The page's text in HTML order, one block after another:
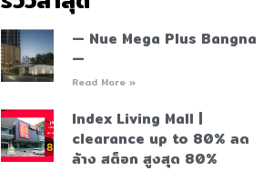
— Nue Mega Plus Bangna
—
Read More »
Index Living Mall |
clearance up to 80% ลด
ล้าง สต็อก สูงสุด 80%